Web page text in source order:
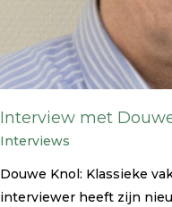
Interview met
Interviews
Douwe Knol: Klassieke
interviewer heeft zijn